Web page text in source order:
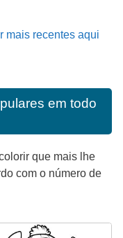
mais recentes aqui
em todo
que mais lhe
com o número de